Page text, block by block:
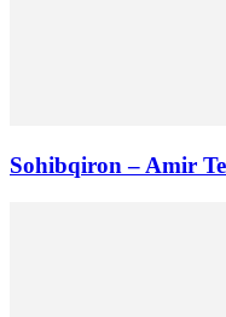
Sohibqiron – Amir